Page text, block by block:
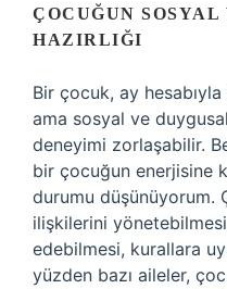
ÇOCUĞUN
HAZIRLIĞI
Bir çocuk, ay hesabıyla
ama sosyal ve
deneyimi zorlaşabilir.
bir çocuğun enerjisine
durumu düşünüyorum.
ilişkilerini
edebilmesi, kurallara
yüzden bazı aileler,